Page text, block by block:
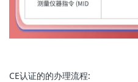
CE认证的的办理流程: